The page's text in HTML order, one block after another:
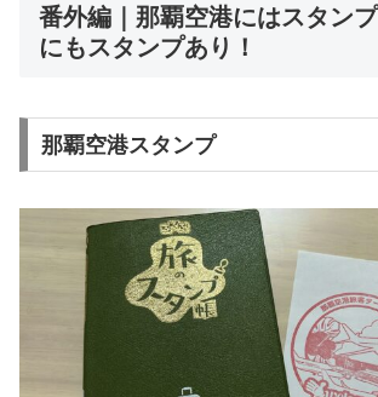
番外編｜那覇空港にはスタン
にもスタンプあり！
那覇空港スタンプ